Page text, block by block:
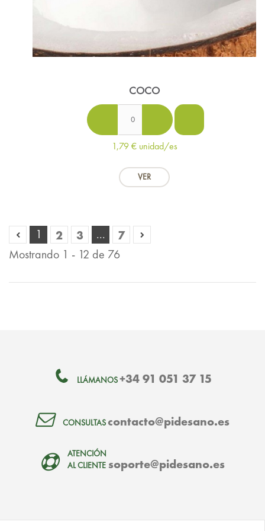
COCO
1,79 € unidad/es
VER
1 2 3 ... 7
Mostrando 1 - 12 de 76
LLÁMANOS +34 91 051 37 15
CONSULTAS contacto@pidesano.es
ATENCIÓN
AL CLIENTE soporte@pidesano.es